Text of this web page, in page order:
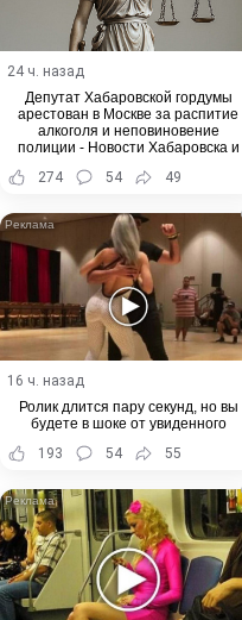
24 ч. назад
Депутат Хабаровской гордумы
арестован в Москве за распитие
алкоголя и неповиновение
полиции - Новости Хабаровска и
274 54 49
16 ч. назад
Ролик длится пару секунд, но вы
будете в шоке от увиденного
193
54 55